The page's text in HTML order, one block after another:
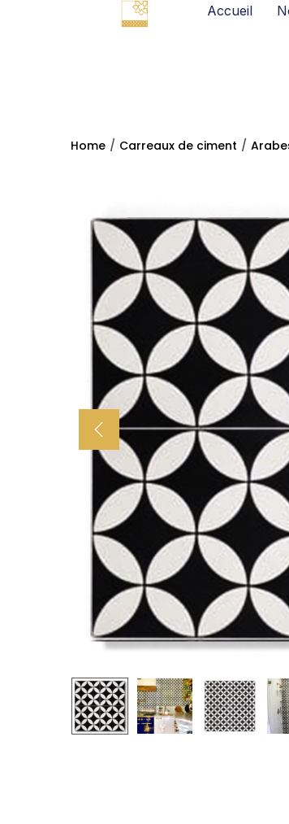
Accueil
Home / Carreaux de ciment /